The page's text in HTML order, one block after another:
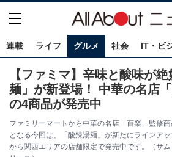
連載 ライフ グルメ 社会 IT・ビ
【ファミマ】辛味と酸味が
麺」が新登場！ 中華の名店
の4商品が発売中
ファミリーマートから中華の名店「百楽」監修
となる今回は、「酸辣湯麺」が新たにラインア
から関西エリアの店舗限定で発売中です。（サ